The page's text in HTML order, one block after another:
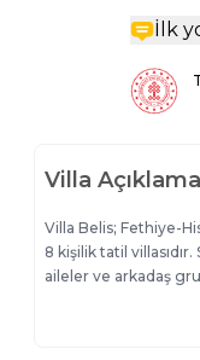
İlk
Villa
Villa Belis; Fethiye-
8 kişilik tatil
aileler ve arkadaş